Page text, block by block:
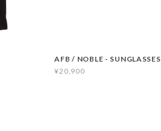
AFB / NOBLE - SUNGLASSES
¥20,900